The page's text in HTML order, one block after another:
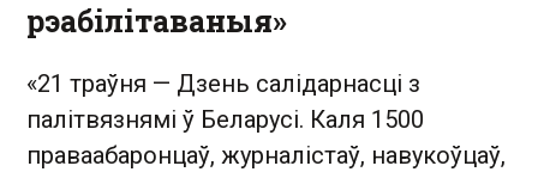
рэабілітаваныя»
«21 траўня — Дзень салідарнасці з
палітвязнямі ў Беларусі. Каля 1500
праваабаронцаў, журналістаў, навукоўцаў,